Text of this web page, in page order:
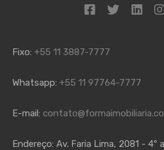
Fixo: +55 11 3887-7777
Whatsapp: +55 11 97764-7777
E-mail:
Endereço: Av. Faria Lima, 2081 - 4º